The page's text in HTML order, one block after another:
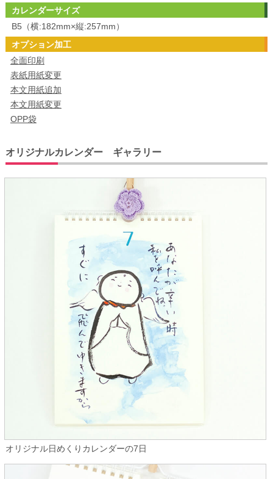
カレンダーサイズ
B5（横:182mm×縦:257mm）
オプション加工
全面印刷
表紙用紙変更
本文用紙追加
本文用紙変更
OPP袋
オリジナルカレンダー ギャラリー
オリジナル日めくりカレンダーの7日